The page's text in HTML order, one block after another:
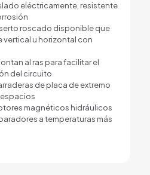
eléctricamente, resistente
roscado disponible que
vertical u horizontal con
al ras para facilitar el
del circuito
de placa de extremo
magnéticos hidráulicos
a temperaturas más